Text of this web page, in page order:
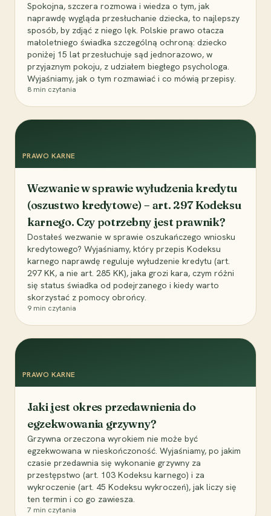
Spokojna, szczera rozmowa i wiedza o tym, jak
naprawdę wygląda przesłuchanie dziecka, to najlepszy
sposób, by zdjąć z niego lęk. Polskie prawo otacza
małoletniego świadka szczególną ochroną: dziecko
poniżej 15 lat przesłuchuje sąd jednorazowo, w
przyjaznym pokoju, z udziałem biegłego psychologa.
Wyjaśniamy, jak o tym rozmawiać i co mówią przepisy.
8 min czytania
PRAWO KARNE
Wezwanie w sprawie wyłudzenia kredytu
(oszustwo kredytowe) – art. 297 Kodeksu
karnego. Czy potrzebny jest prawnik?
Dostałeś wezwanie w sprawie oszukańczego wniosku
kredytowego? Wyjaśniamy, który przepis Kodeksu
karnego naprawdę reguluje wyłudzenie kredytu (art.
297 KK, a nie art. 285 KK), jaka grozi kara, czym różni
się status świadka od podejrzanego i kiedy warto
skorzystać z pomocy obrońcy.
9 min czytania
PRAWO KARNE
Jaki jest okres przedawnienia do
egzekwowania grzywny?
Grzywna orzeczona wyrokiem nie może być
egzekwowana w nieskończoność. Wyjaśniamy, po jakim
czasie przedawnia się wykonanie grzywny za
przestępstwo (art. 103 Kodeksu karnego) i za
wykroczenie (art. 45 Kodeksu wykroczeń), jak liczy się
ten termin i co go zawiesza.
7 min czytania